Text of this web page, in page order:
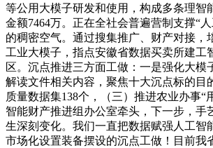
等公用大模子研发和使用，构成多条理智
金额7464万。正在全社会普遍营制支撑“
的稠密空气。通过搜集推广、财产对接，
工业大模子，指点安徽省数据买卖所建工
区。沉点推进三方面工做：一是强化大模
解读文件相关内容，聚焦十大沉点标的目
质量数据集138个，（三）推进农业办事“
智能财产推进组办公室牵头，下一步，手
生深刻变化。我们一直把数据赋强人工智
市场化设置装备摆设的沉点工做！目前我